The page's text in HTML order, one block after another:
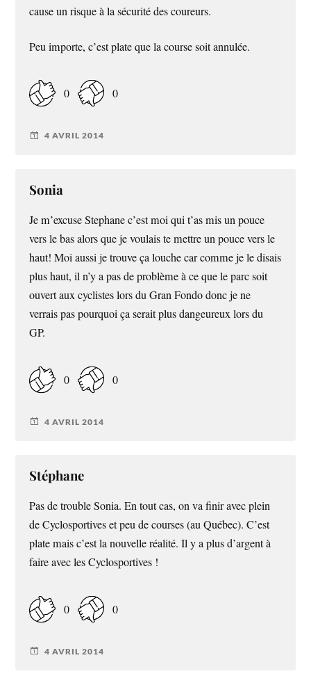
cause un risque à la sécurité des coureurs.
Peu importe, c’est plate que la course soit annulée.
0 0
4 AVRIL 2014
Sonia
Je m’excuse Stephane c’est moi qui t’as mis un pouce
vers le bas alors que je voulais te mettre un pouce vers le
haut! Moi aussi je trouve ça louche car comme je le disais
plus haut, il n’y a pas de problème à ce que le parc soit
ouvert aux cyclistes lors du Gran Fondo donc je ne
verrais pas pourquoi ça serait plus dangeureux lors du
GP.
0 0
4 AVRIL 2014
Stéphane
Pas de trouble Sonia. En tout cas, on va finir avec plein
de Cyclosportives et peu de courses (au Québec). C’est
plate mais c’est la nouvelle réalité. Il y a plus d’argent à
faire avec les Cyclosportives !
0 0
4 AVRIL 2014